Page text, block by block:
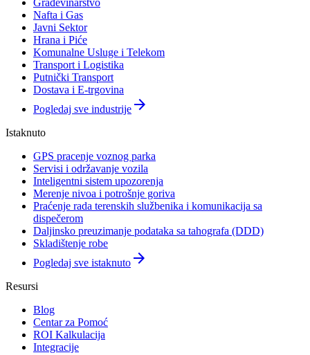
Nafta i Gas
Javni Sektor
Hrana i Piće
Komunalne Usluge i Telekom
Transport i Logistika
Putnički Transport
Dostava i E-trgovina
Pogledaj sve industrije arrow_forward
Istaknuto
GPS pracenje voznog parka
Servisi i održavanje vozila
Inteligentni sistem upozorenja
Merenje nivoa i potrošnje goriva
Praćenje rada terenskih službenika i komunikacija sa
dispečerom
Daljinsko preuzimanje podataka sa tahografa (DDD)
Skladištenje robe
Pogledaj sve istaknuto arrow_forward
Resursi
Blog
Centar za Pomoć
ROI Kalkulacija
Integracije